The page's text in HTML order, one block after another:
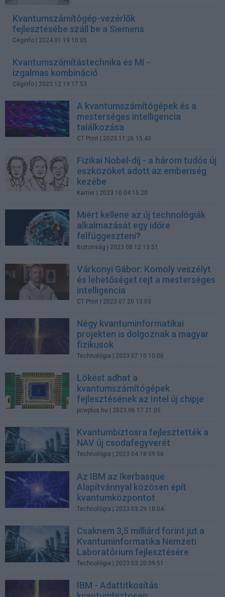
Kvantumszámítógép-vezérlők
fejlesztésébe száll be a Siemens
Céginfo | 2024.01.19 10:05
Kvantumszámítástechnika és MI -
izgalmas kombináció
Céginfo | 2023.12.19 17:53
A kvantumszámítógépek és a
mesterséges intelligencia
találkozása
CT Print | 2023.11.26 15:43
Fizikai Nobel-díj - a három tudós új
eszközöket adott az emberiség
kezébe
Karrier | 2023.10.04 15:20
Miért kellene az új technológiák
alkalmazását egy időre
felfüggeszteni?
Biztonság | 2023.08.12 13:51
Várkonyi Gábor: Komoly veszélyt
és lehetőséget rejt a mesterséges
intelligencia
CT Print | 2023.07.20 13:03
Négy kvantuminformatikai
projekten is dolgoznak a magyar
fizikusok
Technológia | 2023.07.10 15:06
Lökést adhat a
kvantumszámítógépek
fejlesztésének az Intel új chipje
pcwplus.hu | 2023.06.17 21:05
Kvantumbiztosra fejlesztették a
NAV új csodafegyverét
Technológia | 2023.04.18 09:56
Az IBM az Ikerbasque
Alapítvánnyal közösen épít
kvantumközpontot
Technológia | 2023.03.29 18:04
Csaknem 3,5 milliárd forint jut a
Kvantuminformatika Nemzeti
Laboratórium fejlesztésére
Technológia | 2023.03.20 09:51
IBM - Adattitkosítás